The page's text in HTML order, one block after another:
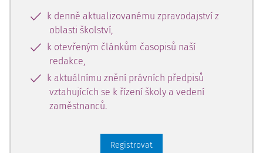
k denně aktualizovanému zpravodajství z
oblasti školství,
k otevřeným článkům časopisů naší
redakce,
k aktuálnímu znění právních předpisů
vztahujících se k řízení školy a vedení
zaměstnanců.
Registrovat